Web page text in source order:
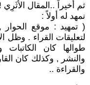
ثم أخيراً ..المقال الأثَرِي !
نمهد له أولاً :
( تمهيد : موقع الحوار
طوالها كان
والنشر , وكذلك كان
والقراءة ..